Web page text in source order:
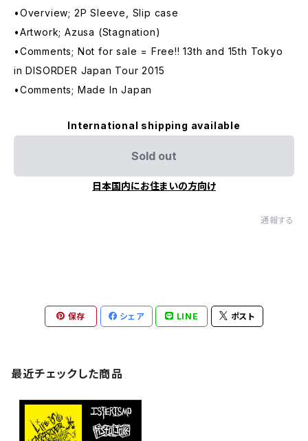
•Overview; 2P Sleeve, Slip case
•Artwork; Azusa (Stagnation)
•Comments; Not for sale = Free!! 13th and 15th Tokyo
in DISORDER Japan Tour 2015
•Comments; Made In Japan
International shipping available
Sold out
日本国内にお住まいの方向け
通報する
保存 シェア LINE ポスト
最近チェックした商品